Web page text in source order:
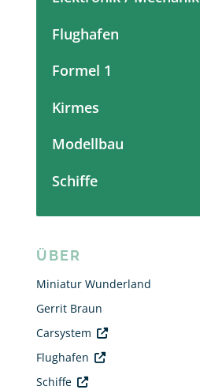
Flughafen
Formel 1
Kirmes
Modellbau
Schiffe
ÜBER
Miniatur Wunderland
Gerrit Braun
Carsystem
Flughafen
Schiffe